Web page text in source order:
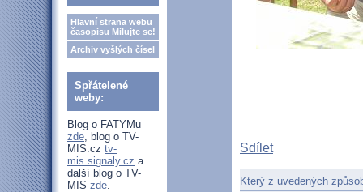
Hlavní strana webu
časopisu Milujte se!
Archiv vyšlých čísel
Spřátelené
weby:
Blog o FATYMu
zde, blog o TV-
MIS.cz tv-
mis.signaly.cz a
další blog o TV-
MIS zde.
Sdílet
Který z uvedených